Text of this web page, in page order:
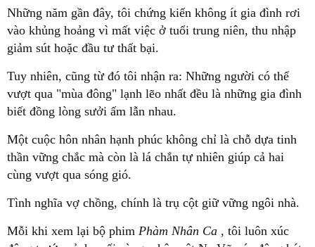
Những năm gần đây, tôi chứng kiến không ít gia đình rơi
vào khủng hoảng vì mất việc ở tuổi trung niên, thu nhập
giảm sút hoặc đầu tư thất bại.
Tuy nhiên, cũng từ đó tôi nhận ra: Những người có thể
vượt qua "mùa đông" lạnh lẽo nhất đều là những gia đình
biết đồng lòng sưởi ấm lẫn nhau.
Một cuộc hôn nhân hạnh phúc không chỉ là chỗ dựa tinh
thần vững chắc mà còn là lá chắn tự nhiên giúp cả hai
cùng vượt qua sóng gió.
Tình nghĩa vợ chồng, chính là trụ cột giữ vững ngôi nhà.
Mỗi khi xem lại bộ phim Phàm Nhân Ca , tôi luôn xúc